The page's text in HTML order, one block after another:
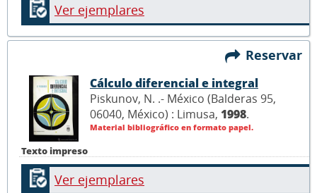
Ver ejemplares
Reservar
Texto impreso
Cálculo diferencial e integral
Piskunov, N. .- México (Balderas 95,
06040, México) : Limusa, 1998.
Material bibliográfico en formato papel.
Ver ejemplares